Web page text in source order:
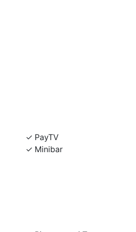
PayTV
Minibar